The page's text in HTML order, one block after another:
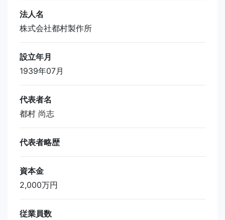
法人名
株式会社都村製作所
設立年月
1939年07月
代表者名
都村 尚志
代表者略歴
資本金
2,000万円
従業員数